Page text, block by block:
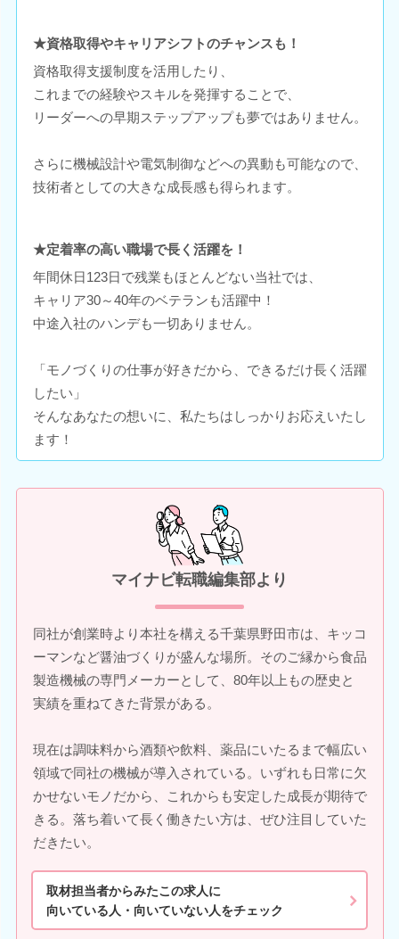
★資格取得やキャリアシフトのチャンスも！
資格取得支援制度を活用したり、
これまでの経験やスキルを発揮することで、
リーダーへの早期ステップアップも夢ではありません。
さらに機械設計や電気制御などへの異動も可能なので、
技術者としての大きな成長感も得られます。
★定着率の高い職場で長く活躍を！
年間休日123日で残業もほとんどない当社では、
キャリア30～40年のベテランも活躍中！
中途入社のハンデも一切ありません。
「モノづくりの仕事が好きだから、できるだけ長く活躍
したい」
そんなあなたの想いに、私たちはしっかりお応えいたし
ます！
マイナビ転職編集部より
同社が創業時より本社を構える千葉県野田市は、キッコ
ーマンなど醤油づくりが盛んな場所。そのご縁から食品
製造機械の専門メーカーとして、80年以上もの歴史と
実績を重ねてきた背景がある。
現在は調味料から酒類や飲料、薬品にいたるまで幅広い
領域で同社の機械が導入されている。いずれも日常に欠
かせないモノだから、これからも安定した成長が期待で
きる。落ち着いて長く働きたい方は、ぜひ注目していた
だきたい。
取材担当者からみたこの求人に
向いている人・向いていない人をチェック